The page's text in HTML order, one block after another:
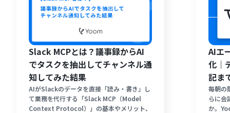
Slack MCPとは？議事録からAI
でタスクを抽出してチャンネル通
知してみた結果
AIがSlackのデータを直接「読み・書き」し
て業務を代行する「Slack MCP（Model
Context Protocol）」の基本やメリット、
AIエ
化｜
記ま
毎朝の
らに会
か。